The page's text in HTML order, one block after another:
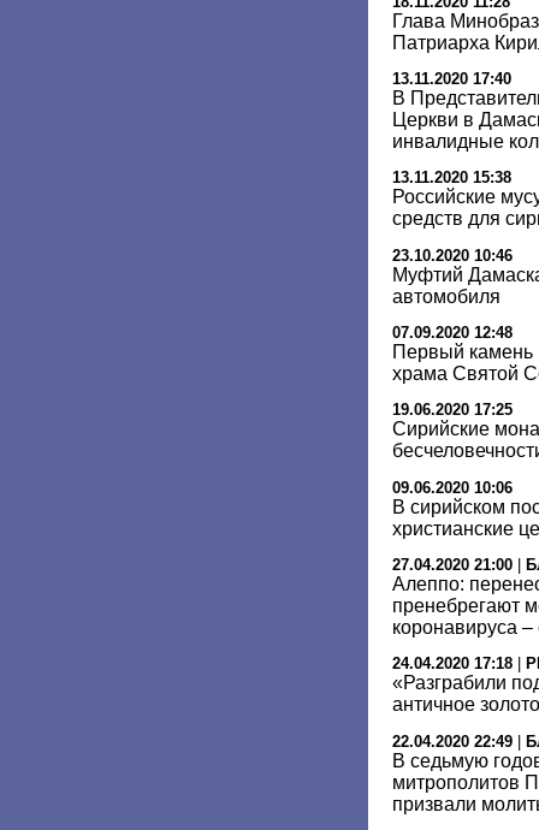
Глава
Патриарха
13.11.2020 17:40
В
Церкви в
инвалидные
13.11.2020 15:38
Российские
средств для
23.10.2020 10:46
Муфтий
автомобиля
07.09.2020 12:48
Первый камень
храма Святой
19.06.2020 17:25
Сирийские
09.06.2020 10:06
В сирийском
христианские
27.04.2020 21:00
Алеппо:
пренебрегают
коронавируса
24.04.2020 17:18
«Разграбили
античное
22.04.2020 22:49 |
В седьмую
митрополитов
призвали